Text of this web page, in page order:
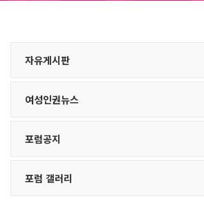
자유게시판
여성인권뉴스
포럼공지
포럼 갤러리